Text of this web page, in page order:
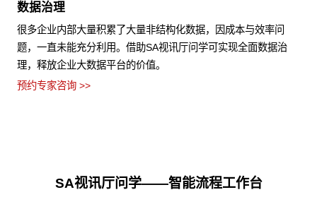
数据治理
很多企业内部大量积累了大量非结构化数据，因成本与效率问
题，一直未能充分利用。借助SA视讯厅问学可实现全面数据治
理，释放企业大数据平台的价值。
预约专家咨询 >>
SA视讯厅问学——智能流程工作台